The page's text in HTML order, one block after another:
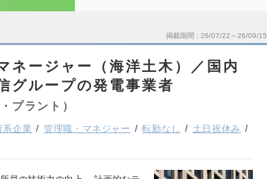
掲載期間 26/07/22～26/09/15
ネージャー（海洋土木）／国内
グループの発電事業者
プラント）
系企業 管理職・マネジャー 転勤なし
土日祝休み